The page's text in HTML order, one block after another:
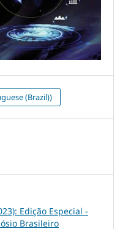
(Brazil))
Edição Especial -
Brasileiro